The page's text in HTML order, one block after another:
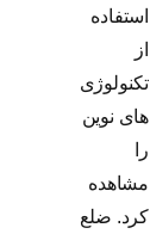
استفاده
از
تکنولوژی
های نوین
را
مشاهده
کرد. ضلع